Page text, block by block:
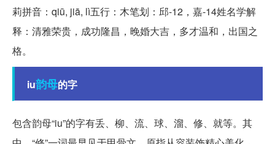
莉拼音：qiū, jiā, lì五行：木笔划：邱-12，嘉-14姓名学解
释：清雅荣贵，成功隆昌，晚婚大吉，多才温和，出国之
格。
iu韵母的字
包含韵母“iu”的字有丢、柳、流、球、溜、修、就等。其